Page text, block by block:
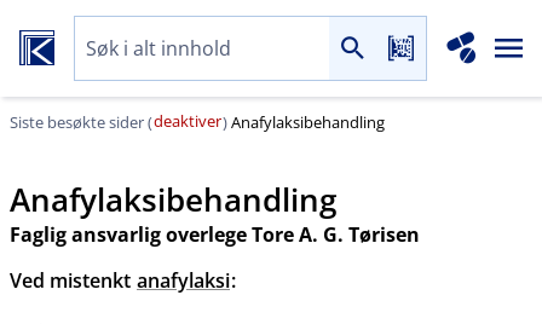
Siste besøkte sider (deaktiver)Anafylaksibehandling
Anafylaksibehandling
Faglig ansvarlig overlege Tore A. G. Tørisen
Ved mistenkt anafylaksi: